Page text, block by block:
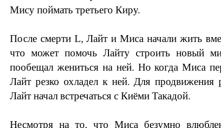
Мису поймать третьего Киру.
После смерти L, Лайт и Миса начали жить
что может помочь Лайту строить новый
пообещал жениться на ней. Но когда Миса
Лайт резко охладел к ней. Для продвижения
Лайт начал встречаться с Киёми Такадой.
Несмотря на то, что Миса безумно